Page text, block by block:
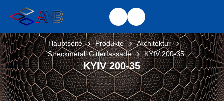
KYIV 200-35
Hauptseite Produkte
Architektur
Streckmetall Gitterfassade
KYIV 200-35